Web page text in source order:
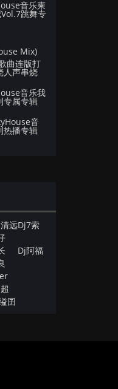
音乐柬
跳舞专
Mix)
曲连版打
人声串烧
音乐我
专属专辑
音
热播专辑
清远Dj7索
Dj阿福
囝